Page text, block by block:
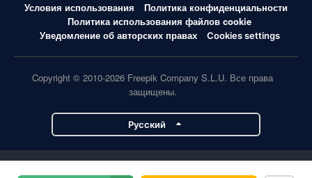
Условия использования
Политика конфиденциальности
Политика использования файлов cookie
Уведомление об авторских правах
Cookies settings
Copyright © 2010-2026 Freepik Company S.L.U. Все права
защищены.
Pусский